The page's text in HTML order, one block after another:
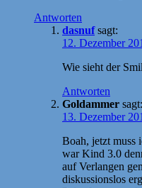
Antworten
dasnuf sagt:
12. Dezember
Wie sieht der
Antworten
Goldammer sagt:
13. Dezember
Boah, jetzt muss
war Kind 3.0
auf Verlangen
diskussionslos